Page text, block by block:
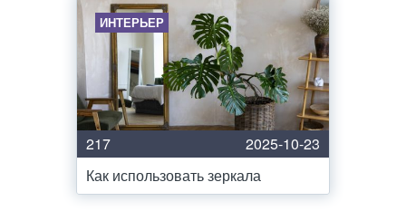
ИНТЕРЬЕР
217
2025-10-23
Как использовать зеркала